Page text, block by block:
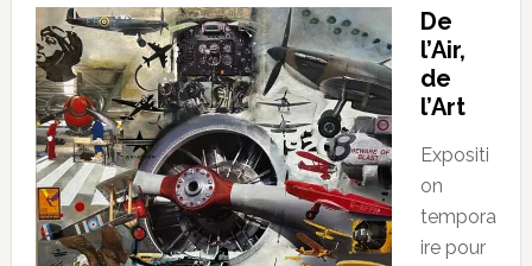
De
l’Air,
de
l’Art
Expositi
on
tempora
ire pour